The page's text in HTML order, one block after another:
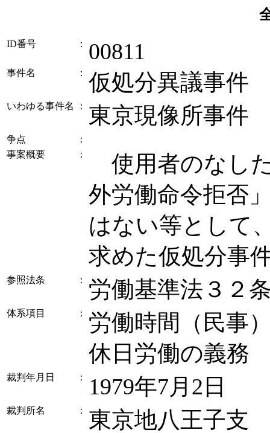
ID番号 ： 00811
事件名 ： 仮処分異議事件
いわゆる事件名 ： 東京現像所事件
争点
：
事案概要
：
使用者のなし
外労働命令拒否
はない等として
求めた仮処分事
参照法条 ： 労働基準法３２
体系項目 ：
労働時間（民事
休日労働の義務
裁判年月日 ： 1979年7月2日
裁判所名 ： 東京地八王子支